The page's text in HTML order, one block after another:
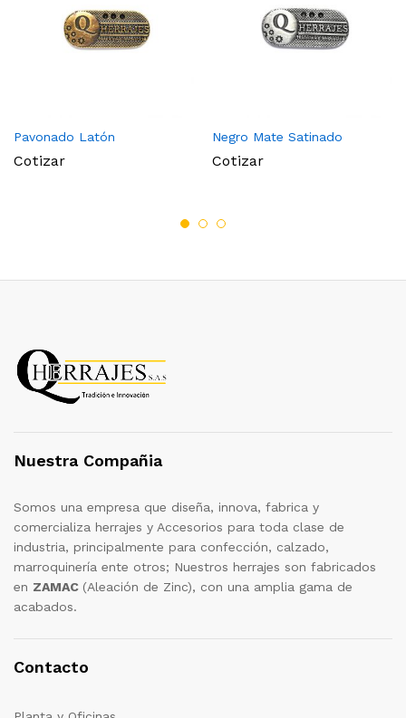
Pavonado Latón
Cotizar
Negro Mate Satinado
Cotizar
Nuestra Compañia
Somos una empresa que diseña, innova, fabrica y
comercializa herrajes y Accesorios para toda clase de
industria, principalmente para confección, calzado,
marroquinería ente otros; Nuestros herrajes son fabricados
en ZAMAC (Aleación de Zinc), con una amplia gama de
acabados.
Contacto